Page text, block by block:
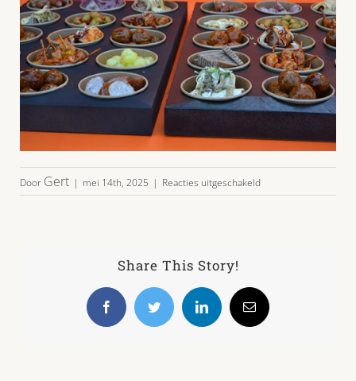
Door Gert | mei 14th, 2025 | Reacties uitgeschakeld
party-
Share This Story!
FacebookTwitter LinkedInE-
mail